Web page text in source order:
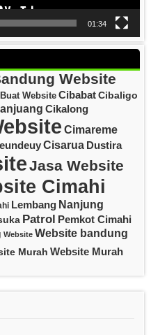
01:34
Website
Buat Website CibabatCibaligo
Cikalong
Cimareme
Cisarua Dustira
Jasa Website
Cimahi
Lembang Nanjung
Patrol Pemkot Cimahi
Website Website bandung
Murah Website Murah